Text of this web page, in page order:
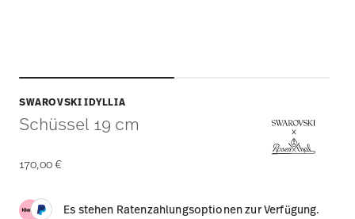
SWAROVSKI IDYLLIA
Schüssel 19 cm
170,00 €
Es stehen Ratenzahlungsoptionen zur Verfügung.